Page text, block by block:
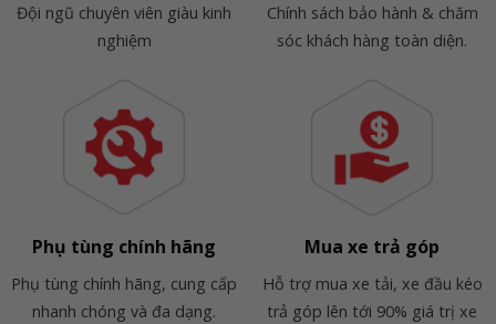
Đội ngũ chuyên viên giàu kinh
nghiệm
Chính sách bảo hành & chăm
sóc khách hàng toàn diện.
Phụ tùng chính hãng
Phụ tùng chính hãng, cung cấp
nhanh chóng và đa dạng.
Mua xe trả góp
Hỗ trợ mua xe tải, xe đầu kéo
trả góp lên tới 90% giá trị xe